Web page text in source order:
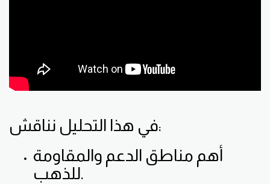
في هذا التحليل نناقش:
أهم مناطق الدعم والمقاومة
للذهب.